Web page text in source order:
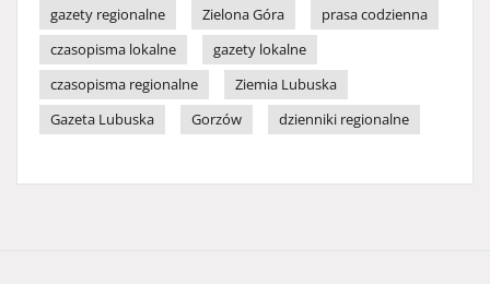
gazety regionalne
Zielona Góra
prasa codzienna
czasopisma lokalne
gazety lokalne
czasopisma regionalne
Ziemia Lubuska
Gazeta Lubuska
Gorzów dzienniki regionalne